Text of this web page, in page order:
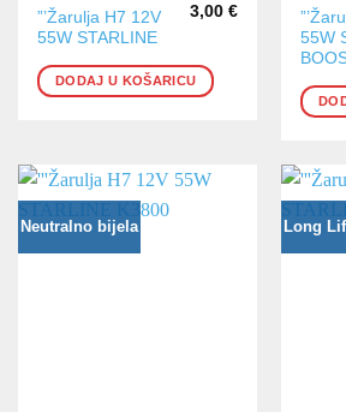
”’Žarulja H7 12V
55W STARLINE
3,00 €
DODAJ U KOŠARICU
55W
Neutralno bijela Long